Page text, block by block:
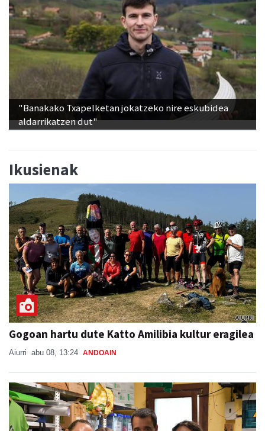
"Banakako Txapelketan jokatzeko nire eskubidea
aldarrikatzen dut"
Ikusienak
Gogoan hartu dute Katto Amilibia kultur eragilea
Aiurri abu 08, 13:24 ANDOAIN